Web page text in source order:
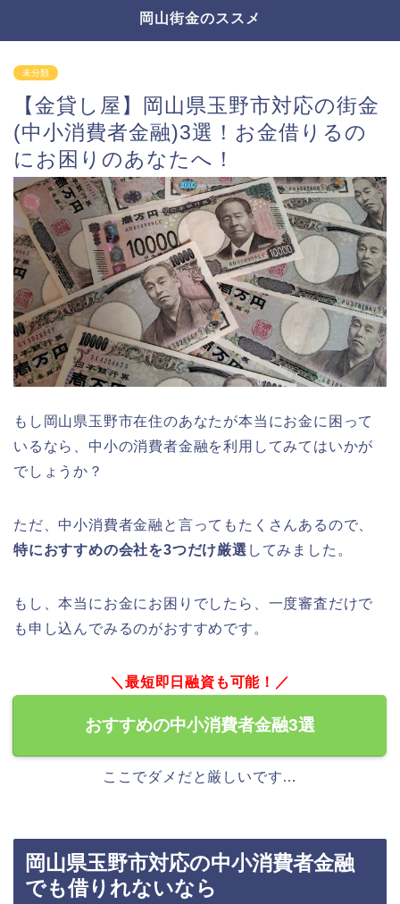
岡山街金のススメ
未分類
【金貸し屋】岡山県玉野市対応の街金
(中小消費者金融)3選！お金借りるの
にお困りのあなたへ！
もし岡山県玉野市在住のあなたが本当にお金に困って
いるなら、中小の消費者金融を利用してみてはいかが
でしょうか？
ただ、中小消費者金融と言ってもたくさんあるので、
特におすすめの会社を3つだけ厳選 してみました。
もし、本当にお金にお困りでしたら、一度審査だけで
も申し込んでみるのがおすすめです。
＼最短即日融資も可能！／
おすすめの中小消費者金融3選
ここでダメだと厳しいです…
岡山県玉野市対応の中小消費者金融
でも借りれないなら